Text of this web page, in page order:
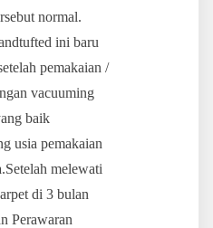
normal.
ini baru
pemakaian /
vacuuming
baik
usia pemakaian
melewati
di 3 bulan
Perawaran